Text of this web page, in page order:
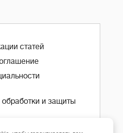
статей
обработки и защиты